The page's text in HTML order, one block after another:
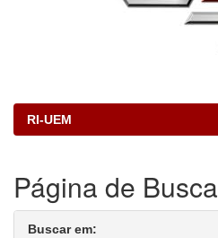
RI-UEM
Página de Busca
Buscar em: